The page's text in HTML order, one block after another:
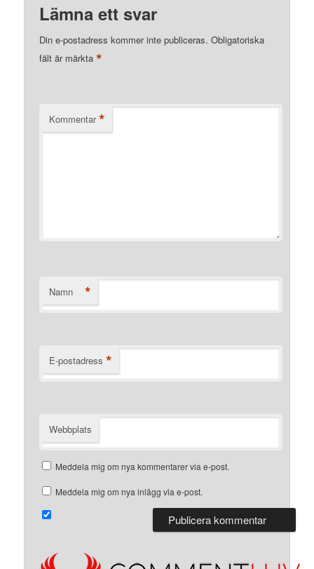
Lämna ett svar
Din e-postadress kommer inte publiceras. Obligatoriska
fält är märkta*
Kommentar *
Namn *
E-postadress *
Webbplats
Meddela mig om nya kommentarer via e-post.
Meddela mig om nya inlägg via e-post.